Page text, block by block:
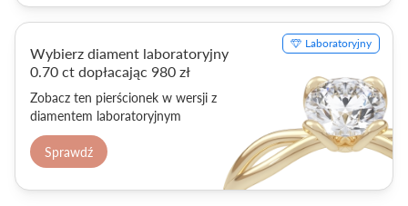
Laboratoryjny
Wybierz diament laboratoryjny
0.70 ct dopłacając 980 zł
Zobacz ten pierścionek w wersji z
diamentem laboratoryjnym
Sprawdź